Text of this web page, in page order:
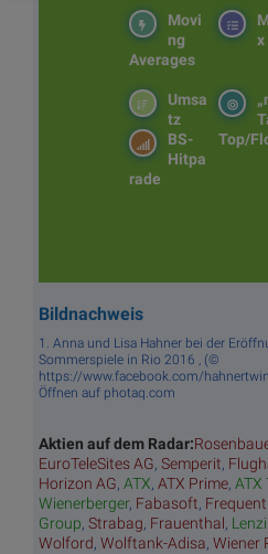
x
Movi
ng
Averages
Top/
Umsa
tz
BS-
Hitpa
rade
Bildnachweis
1. Anna und Lisa Hahner bei der
Sommerspiele in Rio 2016 , (©
https://www.facebook.com/
Öffnen auf photaq.com
Aktien auf dem Radar:
EuroTeleSites AG, Semperit,
Horizon AG, ATX, ATX Prime, ATX
Wienerberger, Fabasoft,
Group, Strabag, Frauenthal,
Wolford, Wolftank-Adisa, Wiener